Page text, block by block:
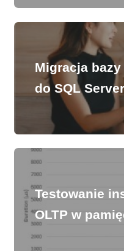
Migracja
do SQL Server
Testowanie
OLTP w